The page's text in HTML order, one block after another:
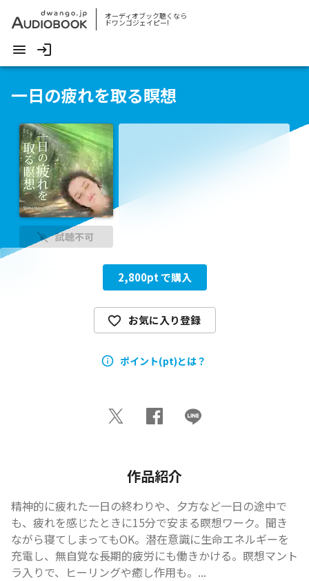
オーディオブック聴くなら
ドワンゴジェイピー!
一日の疲れを取る瞑想
試聴不可
2,800pt で購入
お気に入り登録
ポイント(pt)とは？
作品紹介
精神的に疲れた一日の終わりや、夕方など一日の途中で
も、疲れを感じたときに15分で安まる瞑想ワーク。聞き
ながら寝てしまってもOK。潜在意識に生命エネルギーを
充電し、無自覚な長期的疲労にも働きかける。瞑想マント
ラ入りで、ヒーリングや癒し作用も。...